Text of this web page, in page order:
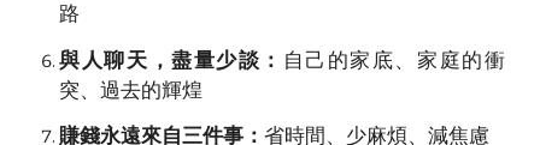
路
與人聊天，盡量少談： 自己的家底、家庭的衝
突、過去的輝煌
賺錢永遠來自三件事：省時間、少麻煩、減焦慮